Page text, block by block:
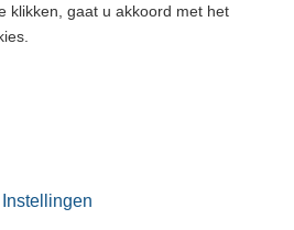
voorwaarden
klikken, gaat u akkoord met het
Instellingen